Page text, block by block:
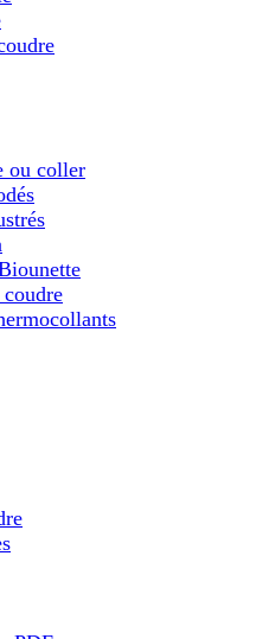
ou coller